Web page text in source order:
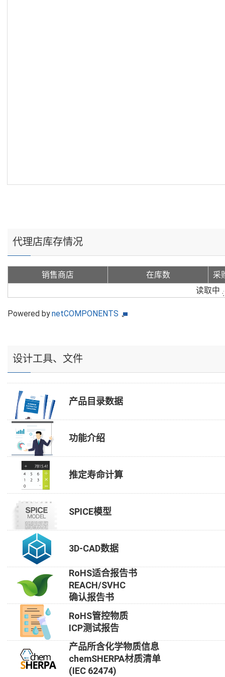
代理店库存情况
销售商店 在库数
采
读取中
Powered bynetCOMPONENTS
设计工具、文件
产品目录数据
功能介绍
推定寿命计算
SPICE模型
3D-CAD数据
RoHS适合报告书
REACH/SVHC
确认报告书
RoHS管控物质
ICP测试报告
产品所含化学物质信息
chemSHERPA材质清单
(IEC 62474)